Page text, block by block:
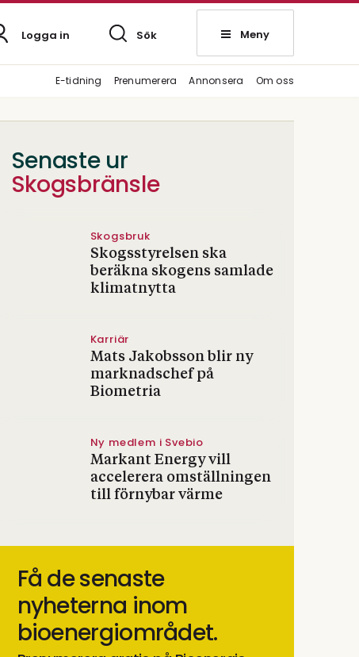
Logga in Sök Meny
E-tidning Prenumerera Annonsera Om oss
Senaste ur
Skogsbränsle
Skogsbruk
Skogsstyrelsen ska
beräkna skogens samlade
klimatnytta
Karriär
Mats Jakobsson blir ny
marknadschef på
Biometria
Ny medlem i Svebio
Markant Energy vill
accelerera omställningen
till förnybar värme
Få de senaste
nyheterna inom
bioenergiområdet.